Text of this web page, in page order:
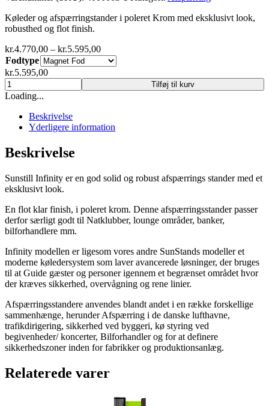
Køleder og afspærringstander i poleret Krom med eksklusivt look,
robusthed og flot finish.
kr.4.770,00 – kr.5.595,00Prisinterval:
kr.4.770,00
til
kr.5.595,00
Fodtype
kr.5.595,00
SunStand
Infinity
Tilføj til kurv
Loading...
Beskrivelse
Yderligere information
Beskrivelse
Sunstill Infinity er en god solid og robust afspærrings stander med et
eksklusivt look.
En flot klar finish, i poleret krom. Denne afspærringsstander passer
derfor særligt godt til Natklubber, lounge områder, banker,
bilforhandlere mm.
Infinity modellen er ligesom vores andre SunStands modeller et
moderne køledersystem som laver avancerede løsninger, der bruges
til at Guide gæster og personer igennem et begrænset området hvor
der kræves sikkerhed, overvågning og rene linier.
Afspærringsstandere anvendes blandt andet i en række forskellige
sammenhænge, herunder Afspærring i de danske lufthavne,
trafikdirigering, sikkerhed ved byggeri, kø styring ved
begivenheder/ koncerter, Bilforhandler og for at definere
sikkerhedszoner inden for fabrikker og produktionsanlæg.
Relaterede varer